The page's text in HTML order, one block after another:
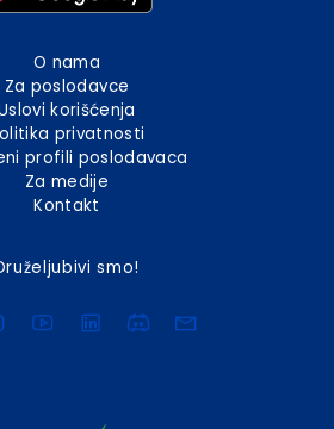
O nama
Za poslodavce
korišćenja
privatnosti
profili poslodavaca
Za medije
Kontakt
smo!